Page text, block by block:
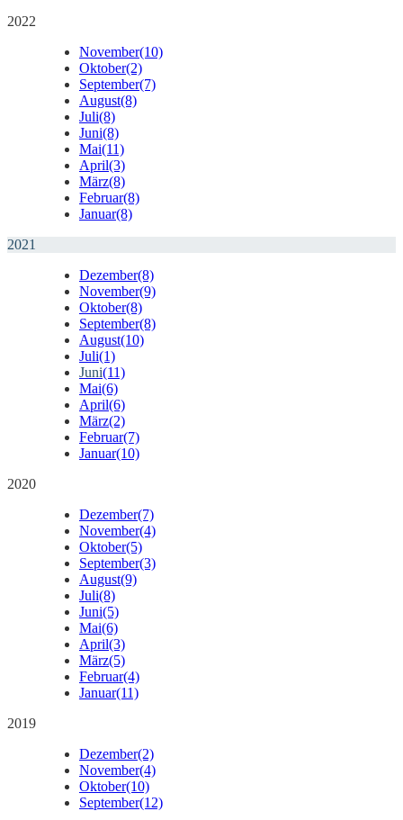
2022
November(10)
Oktober(2)
September(7)
August(8)
Juli(8)
Juni(8)
Mai(11)
April(3)
März(8)
Februar(8)
Januar(8)
2021
Dezember(8)
November(9)
Oktober(8)
September(8)
August(10)
Juli(1)
Juni(11)
Mai(6)
April(6)
März(2)
Februar(7)
Januar(10)
2020
Dezember(7)
November(4)
Oktober(5)
September(3)
August(9)
Juli(8)
Juni(5)
Mai(6)
April(3)
März(5)
Februar(4)
Januar(11)
2019
Dezember(2)
November(4)
Oktober(10)
September(12)